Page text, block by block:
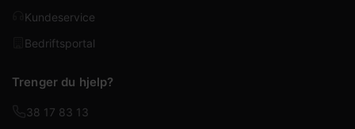
Kundeservice
Bedriftsportal
Trenger du hjelp?
38 17 83 13